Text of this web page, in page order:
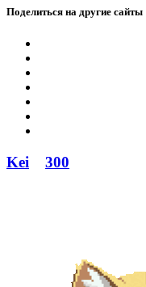
Поделиться на другие сайты
Kei 300